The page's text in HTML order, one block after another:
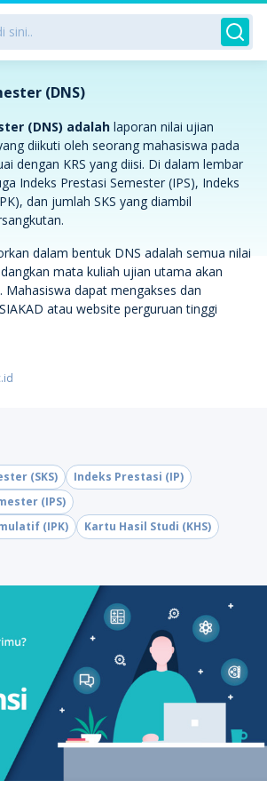
(DNS)
(DNS) adalah laporan nilai ujian
diikuti oleh seorang mahasiswa pada
dengan KRS yang diisi. Di dalam lembar
Indeks Prestasi Semester (IPS), Indeks
dan jumlah SKS yang diambil
dalam bentuk DNS adalah semua nilai
mata kuliah ujian utama akan
Mahasiswa dapat mengakses dan
atau website perguruan tinggi
(SKS)
Indeks Prestasi (IP)
(IPS)
(IPK)
Kartu Hasil Studi (KHS)